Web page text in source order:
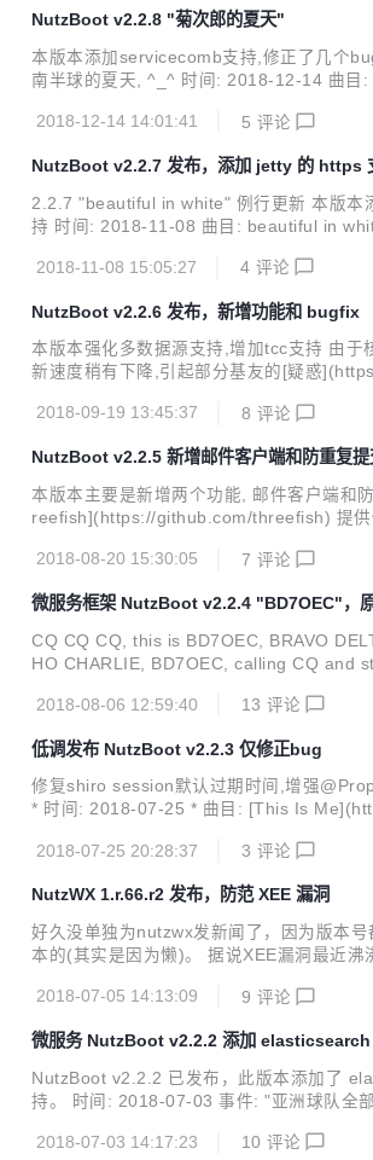
志扩展 by 大鲨鱼 update: 使用nutz
更新 update: 使用nutzwx
NutzBoot v2.2.8 "菊次郎的夏天"
本版本添加servicecomb支持,修正了几个
南半球的夏天, ^_^ 时间: 2018-12-14 曲目:
持 update: 更新jetty/spring/jetx/beetl/
大鲨鱼 fix: fix:druid监控配置手册与实际过
ealoldroot fix: ngrok client不能设置服务器
2018-12-14 14:01:41 5 评论
NutzBoot v2.2.7 发布，添加 jetty 的 https
2.2.7 "beautiful in white" 例行更新 本版本
持 时间: 2018-11-08 曲目: beautiful in
er-lettuce by howe fix: jetty禁用目录展示
s://gitee.com/nutz/nutzboot
2018-11-08 15:05:27 4 评论
NutzBoot v2.2.6 发布，新增功能和 bugfix
本版本强化多数据源支持,增加tcc支持 由于核心已稳定,所以更
新速度稍有下降,引起部分基友的[疑惑
-09-19 * 曲目: [nothing gonna change my
性: 兼容2.0.x/2.1.x/2.2.x * 变更: * update: tio升级到3.1.8.v2
0180818-RELEASE,减少依赖...
2018-09-19 13:45:37 8 评论
NutzBoot v2.2.5 新增邮件客户端和防重复提
本版本主要是新增两个功能, 邮件客户端和
reefish](https://github.com/threefish) 提
x/2.2.x 变更: add: starter-email 邮件客户
h add: 在war打包模式下,支持warMain入口,
p实例的需求
2018-08-20 15:30:05 7 评论
微服务框架 NutzBoot v2.2.4 "BD7OEC"，
据源
CQ CQ CQ, this is BD7OEC, BRAVO
HO CHARLIE, BD7OEC, calling CQ and standby.
w.bilibili.com/video/av21992170) * 兼容性
(https://gitee.com/nutz/nutzboot/pulls/9)
2018-08-06 12:59:40 13 评论
低调发布 NutzBoot v2.2.3 仅修正bug
修复shiro session默认过期时间,增强
* 时间: 2018-07-25 * 曲目: [This Is
2.x * 变更: * add: 添加配置项nutz.propdoc.packages可自定
错误 * update: 更新tio版本号 * add: NbApp添加setMainPac
kage方法 最近很忙, 先弱弱更新一个...
2018-07-25 20:28:37 3 评论
NutzWX 1.r.66.r2 发布，防范 XEE 漏洞
好久没单独为nutzwx发新闻了，因为版本
本的(其实是因为懒)。 据说XEE漏洞最近沸
容： 防范XEE漏洞 by wendal 支持微信域
个版本了。
2018-07-05 14:13:09 9 评论
微服务 NutzBoot v2.2.2 添加 elasticsearch
NutzBoot v2.2.2 已发布，此版本添加了
持。 时间: 2018-07-03 事件: "亚洲球队全
search by 大鲨鱼 add: jst模板引擎,自带
2018-07-03 14:17:23 10 评论